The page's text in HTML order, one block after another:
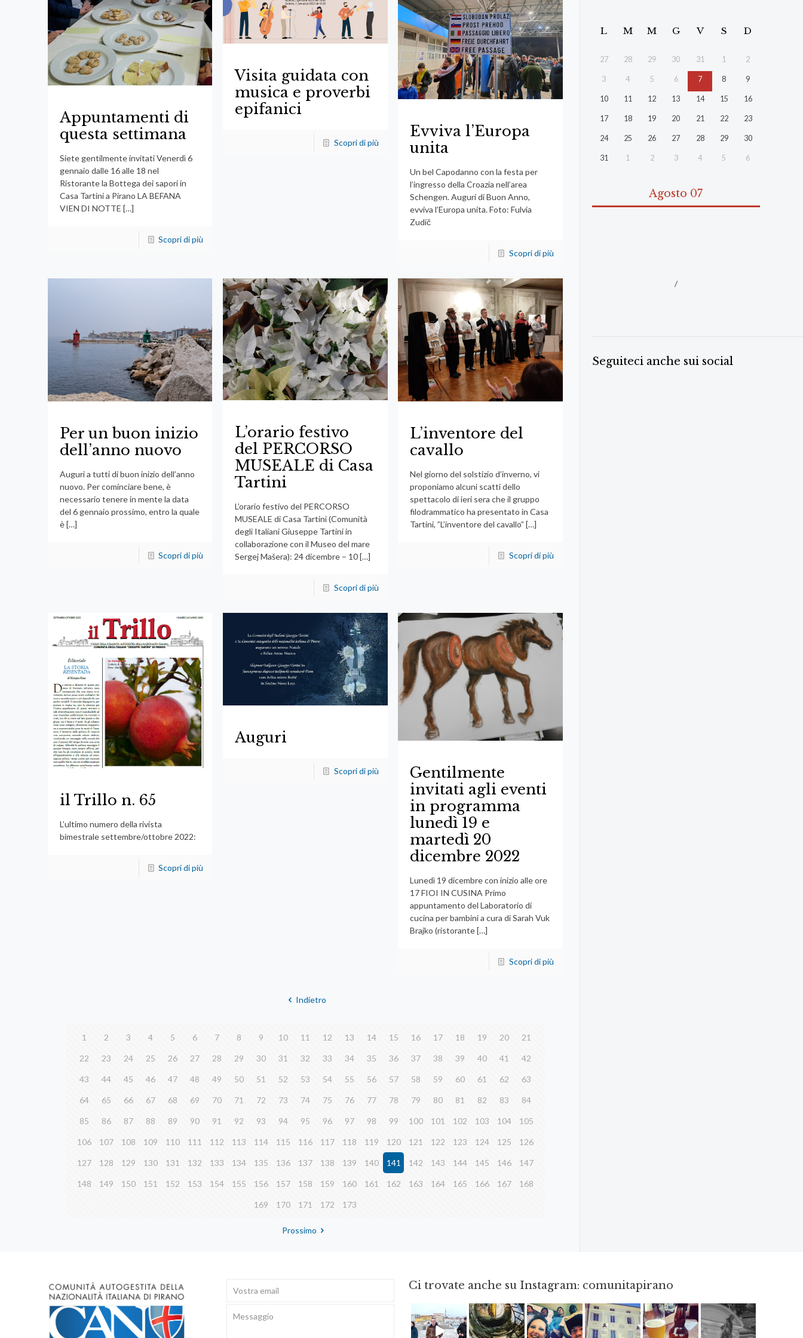
Appuntamenti di
questa settimana
Siete gentilmente invitati Venerdì 6
gennaio dalle 16 alle 18 nel
Ristorante la Bottega dei sapori in
Casa Tartini a Pirano LA BEFANA
VIEN DI NOTTE […]
Scopri di più
Visita guidata con
musica e proverbi
epifanici
Scopri di più
Evviva l’Europa
unita
Un bel Capodanno con la festa per
l’ingresso della Croazia nell’area
Schengen. Auguri di Buon Anno,
evviva l’Europa unita. Foto: Fulvia
Zudič
Scopri di più
Per un buon inizio
dell’anno nuovo
Auguri a tutti di buon inizio dell’anno
nuovo. Per cominciare bene, è
necessario tenere in mente la data
del 6 gennaio prossimo, entro la quale
è[…]
Scopri di più
L’orario festivo
del PERCORSO
MUSEALE di Casa
Tartini
L’orario festivo del PERCORSO
MUSEALE di Casa Tartini (Comunità
degli Italiani Giuseppe Tartini in
collaborazione con il Museo del mare
Sergej Mašera): 24 dicembre – 10[…]
Scopri di più
L’inventore del
cavallo
Nel giorno del solstizio d’inverno, vi
proponiamo alcuni scatti dello
spettacolo di ieri sera che il gruppo
filodrammatico ha presentato in Casa
Tartini, ”L’inventore del cavallo” […]
Scopri di più
il Trillo n. 65
L’ultimo numero della rivista
bimestrale settembre/ottobre 2022:
Scopri di più
Auguri
Scopri di più
Gentilmente
invitati agli eventi
in programma
lunedì 19 e
martedì 20
dicembre 2022
Lunedì 19 dicembre con inizio alle ore
17 FIOI IN CUSINA Primo
appuntamento del Laboratorio di
cucina per bambini a cura di Sarah Vuk
Brajko (ristorante[…]
Scopri di più
Indietro
1 2 3 4 5 6 7 8 9 10 11 12 13 14 15 16 17 18 19 20 21
22 23 24 25 26 27 28 29 30 31 32 33 34 35 36 37 38 39 40 41 42
43 44 45 46 47 48 49 50 51 52 53 54 55 56 57 58 59 60 61 62 63
64 65 66 67 68 69 70 71 72 73 74 75 76 77 78 79 80 81 82 83 84
85 86 87 88 89 90 91 92 93 94 95 96 97 98 99 100 101 102 103 104 105
106 107 108 109 110 111 112 113 114 115 116 117 118 119 120 121 122 123 124 125 126
127 128 129 130 131 132 133 134 135 136 137 138 139 140 141 142 143 144 145 146 147
148 149 150 151 152 153 154 155 156 157 158 159 160 161 162 163 164 165 166 167 168
169 170 171 172 173
Prossimo
L M M G V S D
27 28 29 30 31 1 2
3 4 5 6 7 8 9
10 11 12 13 14 15 16
17 18 19 20 21 22 23
24 25 26 27 28 29 30
31 1 2 3 4 5 6
Agosto 07
/
Seguiteci anche sui social
Ci trovate anche su Instagram: comunitapirano